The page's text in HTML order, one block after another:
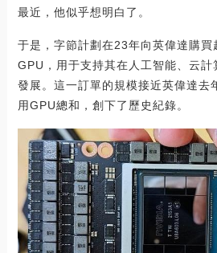
最近，他似乎想明白了。
于是，字節計劃在23年向英偉達購買
GPU，用于支持其在人工智能、云計
發展。這一訂單的規模接近英偉達去
用GPU總和，創下了歷史紀錄。